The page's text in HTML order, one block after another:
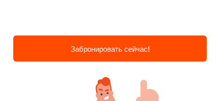
Забронировать сейчас!